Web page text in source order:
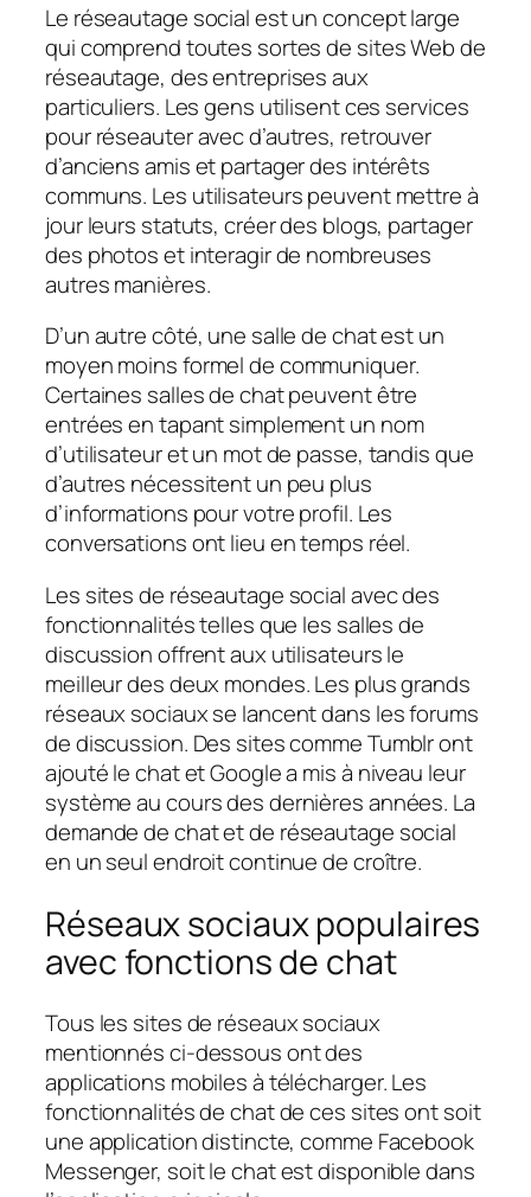
Le réseautage social est un concept large
qui comprend toutes sortes de sites Web de
réseautage, des entreprises aux
particuliers. Les gens utilisent ces services
pour réseauter avec d’autres, retrouver
d’anciens amis et partager des intérêts
communs. Les utilisateurs peuvent mettre à
jour leurs statuts, créer des blogs, partager
des photos et interagir de nombreuses
autres manières.
D’un autre côté, une salle de chat est un
moyen moins formel de communiquer.
Certaines salles de chat peuvent être
entrées en tapant simplement un nom
d’utilisateur et un mot de passe, tandis que
d’autres nécessitent un peu plus
d’informations pour votre profil. Les
conversations ont lieu en temps réel.
Les sites de réseautage social avec des
fonctionnalités telles que les salles de
discussion offrent aux utilisateurs le
meilleur des deux mondes. Les plus grands
réseaux sociaux se lancent dans les forums
de discussion. Des sites comme Tumblr ont
ajouté le chat et Google a mis à niveau leur
système au cours des dernières années. La
demande de chat et de réseautage social
en un seul endroit continue de croître.
Réseaux sociaux populaires
avec fonctions de chat
Tous les sites de réseaux sociaux
mentionnés ci-dessous ont des
applications mobiles à télécharger. Les
fonctionnalités de chat de ces sites ont soit
une application distincte, comme Facebook
Messenger, soit le chat est disponible dans